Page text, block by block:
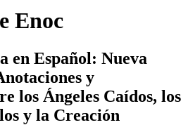
Enoc
en Español: Nueva
y
los Ángeles Caídos, los
y la Creación